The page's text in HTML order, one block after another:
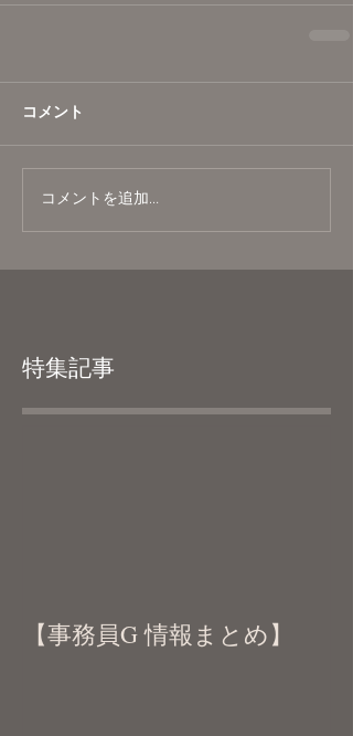
コメント
コメントを追加…
特集記事
【事務員G 情報まとめ】